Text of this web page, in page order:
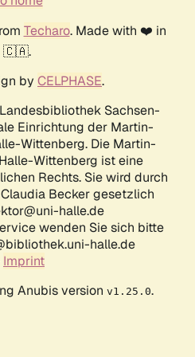
Techaro. Made with ❤️ in
🇨🇦.
by CELPHASE.
Sachsen-
Einrichtung der Martin-
Wittenberg. Die Martin-
Wittenberg ist eine
Rechts. Sie wird durch
Becker gesetzlich
halle.de
wenden Sie sich bitte
halle.de
Imprint
Anubis version v1.25.0.